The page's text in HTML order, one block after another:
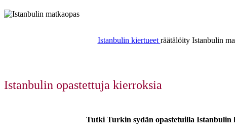
Istanbulin kiertueet räätälöity Istanbulin
Istanbulin opastettuja kierroksia
Tutki Turkin sydän opastetuilla